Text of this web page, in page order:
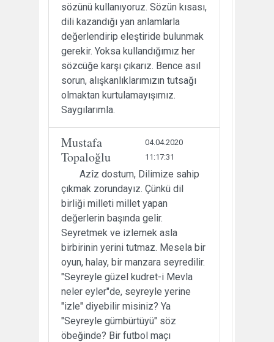
sözünü kullanıyoruz. Sözün kısası,
dili kazandığı yan anlamlarla
değerlendirip eleştiride bulunmak
gerekir. Yoksa kullandığımız her
sözcüğe karşı çıkarız. Bence asıl
sorun, alışkanlıklarımızın tutsağı
olmaktan kurtulamayışımız.
Saygılarımla.
Mustafa
Topaloğlu
04.04.2020
11:17:31
Azîz dostum, Dilimize sahip
çıkmak zorundayız. Çünkü dil
birliği milleti millet yapan
değerlerin başında gelir.
Seyretmek ve izlemek asla
birbirinin yerini tutmaz. Mesela bir
oyun, halay, bir manzara seyredilir.
"Seyreyle güzel kudret-i Mevla
neler eyler"de, seyreyle yerine
"izle" diyebilir misiniz? Ya
"Seyreyle gümbürtüyü" söz
öbeğinde? Bir futbol maçı